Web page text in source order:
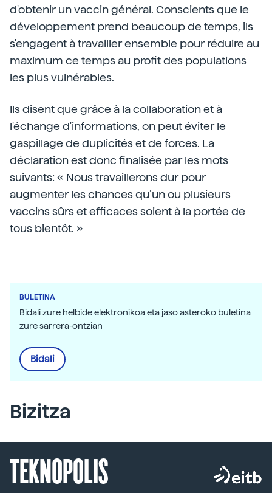
d'obtenir un vaccin général. Conscients que le
développement prend beaucoup de temps, ils
s'engagent à travailler ensemble pour réduire au
maximum ce temps au profit des populations
les plus vulnérables.
Ils disent que grâce à la collaboration et à
l'échange d'informations, on peut éviter le
gaspillage de duplicités et de forces. La
déclaration est donc finalisée par les mots
suivants: « Nous travaillerons dur pour
augmenter les chances qu’un ou plusieurs
vaccins sûrs et efficaces soient à la portée de
tous bientôt. »
BULETINA
Bidali zure helbide elektronikoa eta jaso asteroko buletina
zure sarrera-ontzian
Bidali
Bizitza
TEKNOPOLIS